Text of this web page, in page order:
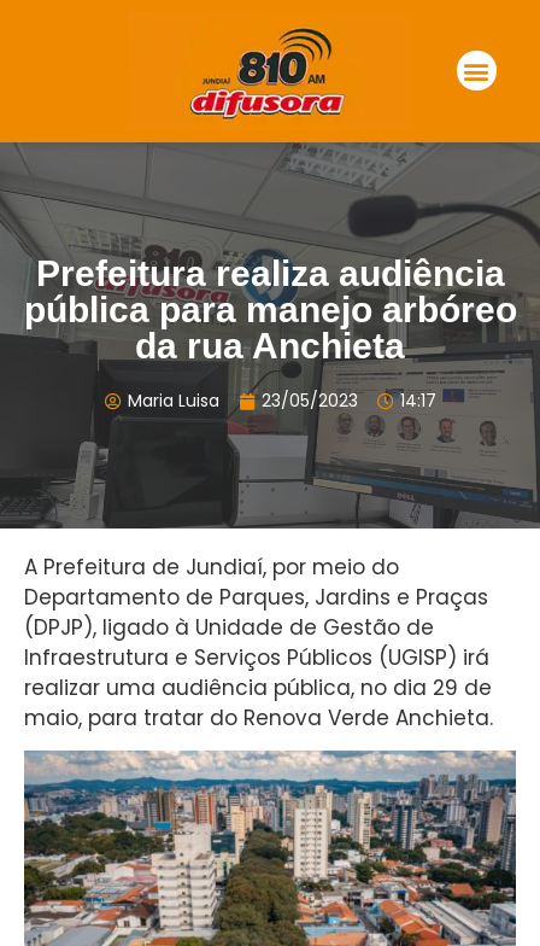
Prefeitura realiza audiência
pública para manejo arbóreo
da rua Anchieta
Maria Luisa 23/05/2023 14:17
A Prefeitura de Jundiaí, por meio do
Departamento de Parques, Jardins e Praças
(DPJP), ligado à Unidade de Gestão de
Infraestrutura e Serviços Públicos (UGISP) irá
realizar uma audiência pública, no dia 29 de
maio, para tratar do Renova Verde Anchieta.